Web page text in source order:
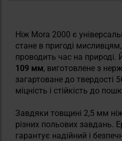
Ніж Mora 2000 є
стане в пригоді
проводить час на природі.
109 мм, виготовлене з
загартоване до твердості
міцність і стійкість до
Завдяки товщині 2,5 мм
різних польових завдань.
гарантує надійний і